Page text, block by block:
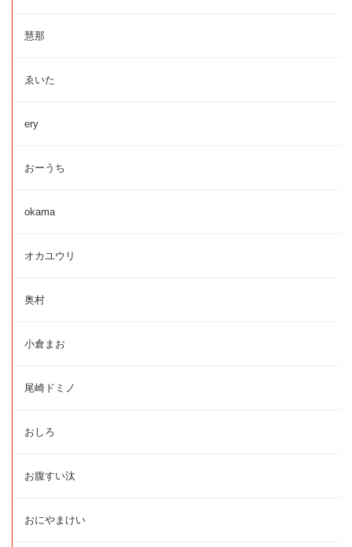
慧那
ゑいた
ery
おーうち
okama
オカユウリ
奥村
小倉まお
尾崎ドミノ
おしろ
お腹すい汰
おにやまけい